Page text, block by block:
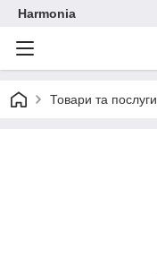
Harmonia
Товари та послуги